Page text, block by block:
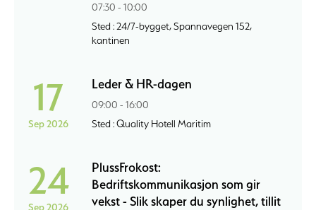
07:30 - 10:00
Sted : 24/7-bygget, Spannavegen 152,
kantinen
17
Sep 2026
Leder & HR-dagen
09:00 - 16:00
Sted : Quality Hotell Maritim
24
Sep 2026
PlussFrokost:
Bedriftskommunikasjon som gir
vekst - Slik skaper du synlighet, tillit